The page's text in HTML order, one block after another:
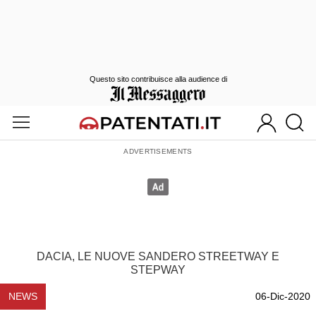
DACIA, LE NUOVE SANDERO STREETWAY E
STEPWAY
NEWS 06-Dic-2020
Questo sito contribuisce alla audience di